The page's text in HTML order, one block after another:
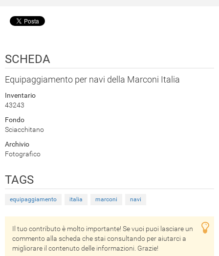
SCHEDA
Equipaggiamento per navi della Marconi Italia
Inventario
43243
Fondo
Sciacchitano
Archivio
Fotografico
TAGS
equipaggiamento italia marconi navi
Il tuo contributo è molto importante! Se vuoi puoi lasciare un
commento alla scheda che stai consultando per aiutarci a
migliorare il contenuto delle informazioni. Grazie!